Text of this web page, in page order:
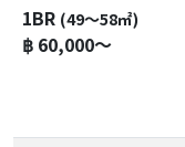
1BR (49～58㎡)
฿ 60,000～